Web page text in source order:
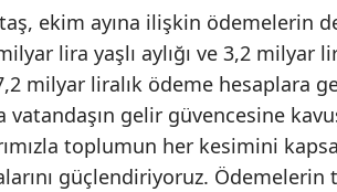
ekim ayına ilişkin ödemelerin
lira yaşlı aylığı ve 3,2 milyar
milyar liralık ödeme hesaplara
vatandaşın gelir güvencesine
toplumun her kesimini
güçlendiriyoruz. Ödemelerin